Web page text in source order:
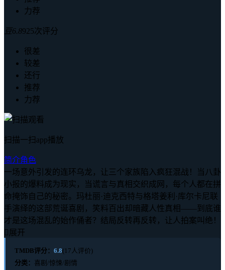
力荐
豆6.8925次评分
很差
较差
还行
推荐
力荐
扫描一扫app播放
简介角色
一场意外引发的连环乌龙，让三个家族陷入疯狂混战！当八卦
小报的爆料成为现实，当谎言与真相交织成网，每个人都在拼
命掩饰自己的秘密。玛杜丽·迪克西特与格塔姜利·库尔卡尼联
手演绎的这部荒诞喜剧，笑料百出却暗藏人性真相——到底谁
才是这场混乱的始作俑者？结局反转再反转，让人拍案叫绝！
 展开
TMDB评分： 6.8(17人评价)
分类： 喜剧/惊悚/剧情